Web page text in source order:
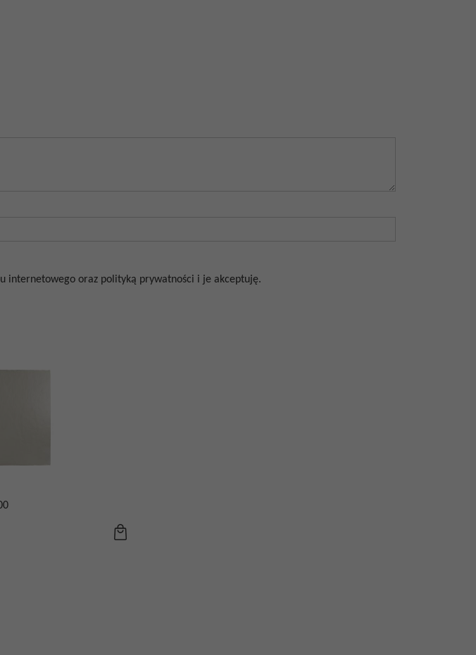
internetowego oraz polityką prywatności i je akceptuję.